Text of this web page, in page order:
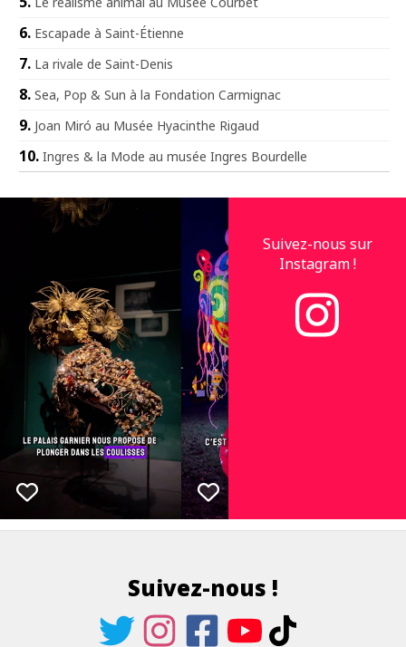
Escapade à Saint-Étienne
La rivale de Saint-Denis
Sea, Pop & Sun à la Fondation Carmignac
Joan Miró au Musée Hyacinthe Rigaud
Ingres & la Mode au musée Ingres Bourdelle
Suivez-nous sur
Instagram !
Suivez-nous !